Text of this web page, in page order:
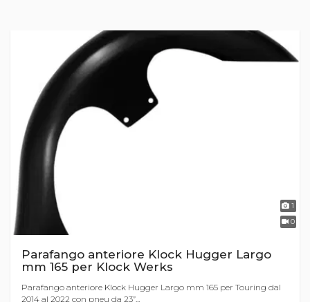
1
0
Parafango anteriore Klock Hugger Largo
mm 165 per Klock Werks
Parafango anteriore Klock Hugger Largo mm 165 per Touring dal
2014 al 2022 con pneu da 23”...